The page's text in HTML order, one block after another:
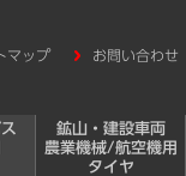
お問い合わせ
マップ
鉱山・建設車両
農業機械/航空機用
タイヤ